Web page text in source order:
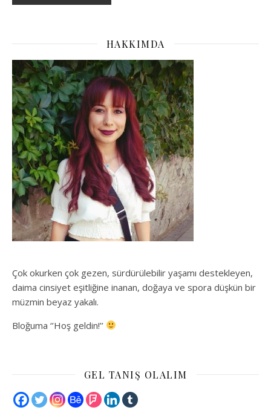
HAKKIMDA
Çok okurken çok gezen, sürdürülebilir yaşamı destekleyen,
daima cinsiyet eşitliğine inanan, doğaya ve spora düşkün bir
müzmin beyaz yakalı.
Bloğuma ‘’Hoş geldin!’’
GEL TANIŞ OLALIM